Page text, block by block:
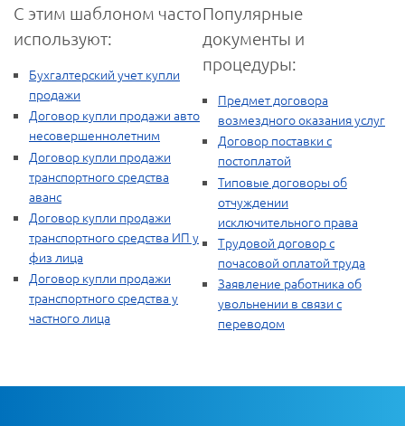
С этим шаблоном часто
используют:
Бухгалтерский учет купли
продажи
Договор купли продажи авто
несовершеннолетним
Договор купли продажи
транспортного средства
аванс
Договор купли продажи
транспортного средства ИП у
физ лица
Договор купли продажи
транспортного средства у
частного лица
Популярные
документы и
процедуры:
Предмет договора
возмездного оказания услуг
Договор поставки с
постоплатой
Типовые договоры об
отчуждении
исключительного права
Трудовой договор с
почасовой оплатой труда
Заявление работника об
увольнении в связи с
переводом